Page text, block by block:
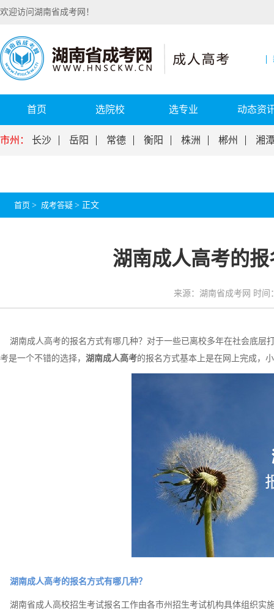
欢迎访问湖南省成考网！
首页 选院校 选专业 动态资
市州： 长沙 岳阳 常德 衡阳 株洲 郴州 湘
首页 > 成考答疑 > 正文
湖南成人高考的
来源：湖南省成考网 时间
湖南成人高考的报名方式有哪几种？对于一些已离校多年在社会底层
考是一个不错的选择， 湖南成人高考的报名方式基本上是在网上完成，
湖南成人高考的报名方式有哪几种？
湖南省成人高校招生考试报名工作由各市州招生考试机构具体组织实